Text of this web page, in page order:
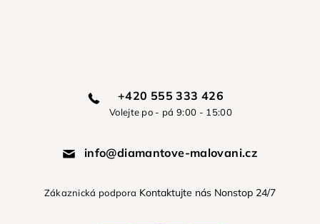
+420 555 333 426
Volejte po - pá 9:00 - 15:00
info@diamantove-malovani.cz
Zákaznická podpora Kontaktujte nás Nonstop 24/7